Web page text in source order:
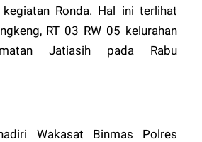
Ronda. Hal ini terlihat
RT 03 RW 05 kelurahan
Jatiasih pada Rabu
Wakasat Binmas Polres